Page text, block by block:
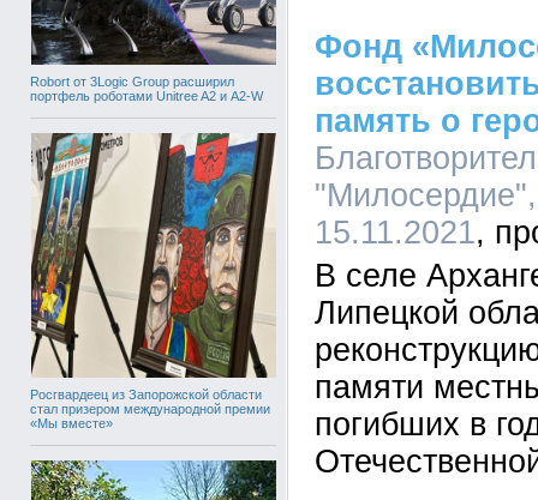
Robort от 3Logic Group расширил
портфель роботами Unitree A2 и A2-W
Росгвардеец из Запорожской области
стал призером международной премии
«Мы вместе»
Фонд
память о
15.11.2021
В селе
Липецкой
памяти
погибших в